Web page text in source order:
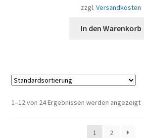
zzgl. Versandkosten
In den Warenkorb
1–12 von 24 Ergebnissen werden angezeigt
1 2